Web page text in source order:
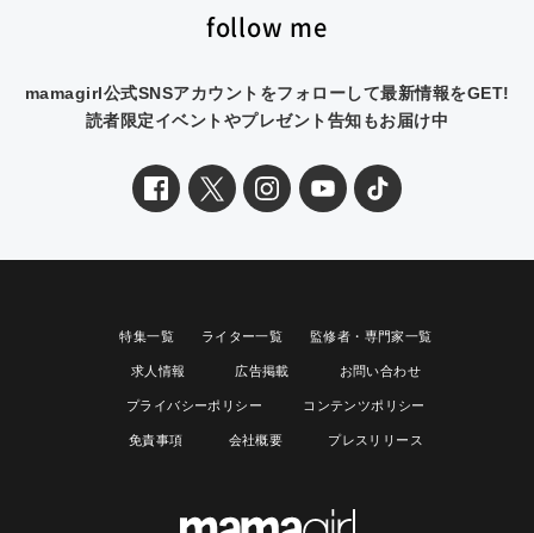
follow me
mamagirl公式SNSアカウントをフォローして最新情報をGET!
読者限定イベントやプレゼント告知もお届け中
特集一覧 ライター一覧 監修者・専門家一覧
求人情報 広告掲載 お問い合わせ
プライバシーポリシー コンテンツポリシー
免責事項 会社概要 プレスリリース